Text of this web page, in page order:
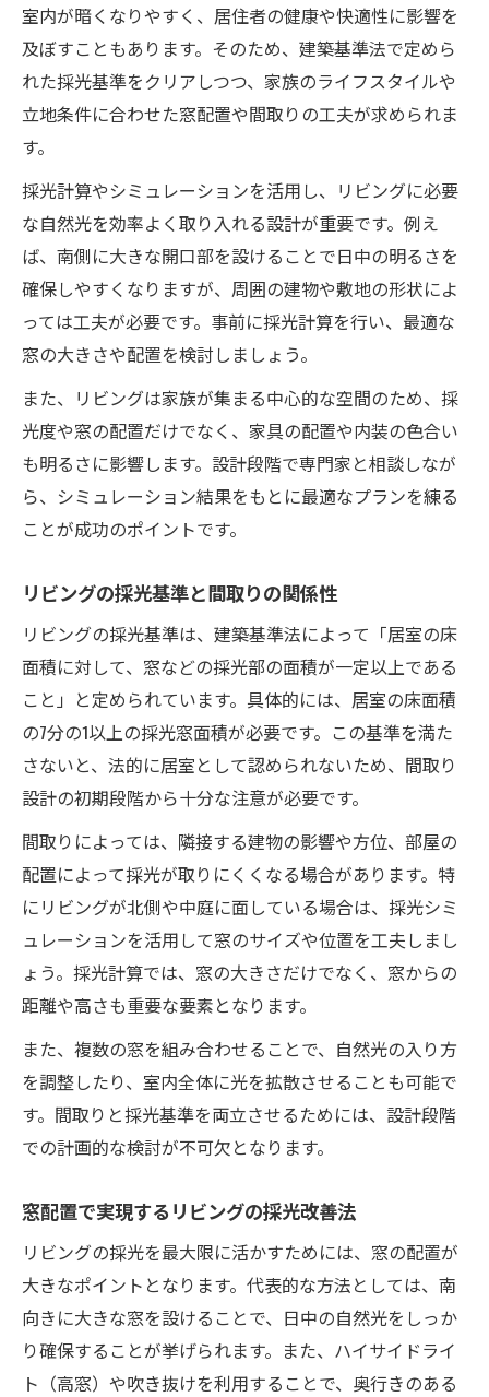
室内が暗くなりやすく、居住者の健康や快適性に影響を
及ぼすこともあります。そのため、建築基準法で定めら
れた採光基準をクリアしつつ、家族のライフスタイルや
立地条件に合わせた窓配置や間取りの工夫が求められま
す。
採光計算やシミュレーションを活用し、リビングに必要
な自然光を効率よく取り入れる設計が重要です。例え
ば、南側に大きな開口部を設けることで日中の明るさを
確保しやすくなりますが、周囲の建物や敷地の形状によ
っては工夫が必要です。事前に採光計算を行い、最適な
窓の大きさや配置を検討しましょう。
また、リビングは家族が集まる中心的な空間のため、採
光度や窓の配置だけでなく、家具の配置や内装の色合い
も明るさに影響します。設計段階で専門家と相談しなが
ら、シミュレーション結果をもとに最適なプランを練る
ことが成功のポイントです。
リビングの採光基準と間取りの関係性
リビングの採光基準は、建築基準法によって「居室の床
面積に対して、窓などの採光部の面積が一定以上である
こと」と定められています。具体的には、居室の床面積
の7分の1以上の採光窓面積が必要です。この基準を満た
さないと、法的に居室として認められないため、間取り
設計の初期段階から十分な注意が必要です。
間取りによっては、隣接する建物の影響や方位、部屋の
配置によって採光が取りにくくなる場合があります。特
にリビングが北側や中庭に面している場合は、採光シミ
ュレーションを活用して窓のサイズや位置を工夫しまし
ょう。採光計算では、窓の大きさだけでなく、窓からの
距離や高さも重要な要素となります。
また、複数の窓を組み合わせることで、自然光の入り方
を調整したり、室内全体に光を拡散させることも可能で
す。間取りと採光基準を両立させるためには、設計段階
での計画的な検討が不可欠となります。
窓配置で実現するリビングの採光改善法
リビングの採光を最大限に活かすためには、窓の配置が
大きなポイントとなります。代表的な方法としては、南
向きに大きな窓を設けることで、日中の自然光をしっか
り確保することが挙げられます。また、ハイサイドライ
ト（高窓）や吹き抜けを利用することで、奥行きのある